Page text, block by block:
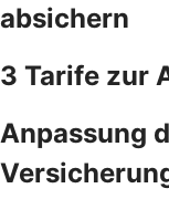
absichern
3 Tarife zur
Anpassung